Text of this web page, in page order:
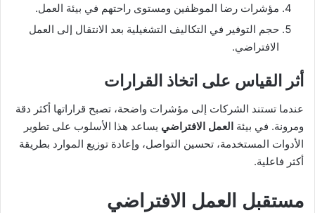
مؤشرات رضا الموظفين ومستوى راحتهم في بيئة العمل.
حجم التوفير في التكاليف التشغيلية بعد الانتقال إلى العمل
الافتراضي.
أثر القياس على اتخاذ القرارات
عندما تستند الشركات إلى مؤشرات واضحة، تصبح قراراتها أكثر دقة
ومرونة. في بيئة العمل الافتراضي يساعد هذا الأسلوب على تطوير
الأدوات المستخدمة، تحسين التواصل، وإعادة توزيع الموارد بطريقة
أكثر فاعلية.
مستقبل العمل الافتراضي